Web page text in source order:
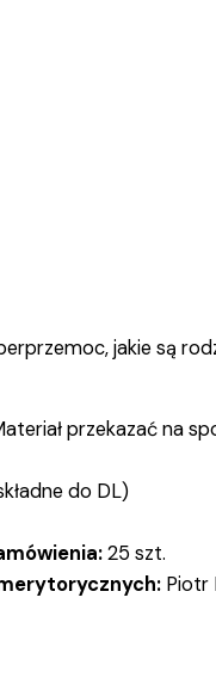
jakie są
przekazać na
do DL)
25 szt.
Piotr